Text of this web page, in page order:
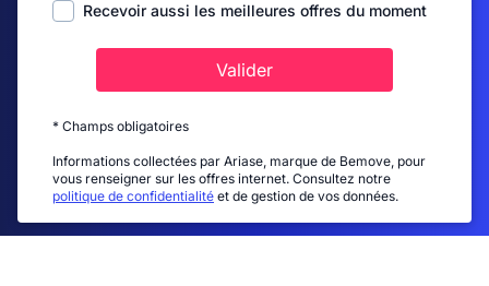
Recevoir aussi les meilleures offres du moment
Valider
* Champs obligatoires
Informations collectées par Ariase, marque de Bemove, pour
vous renseigner sur les offres internet. Consultez notre
politique de confidentialité et de gestion de vos données.